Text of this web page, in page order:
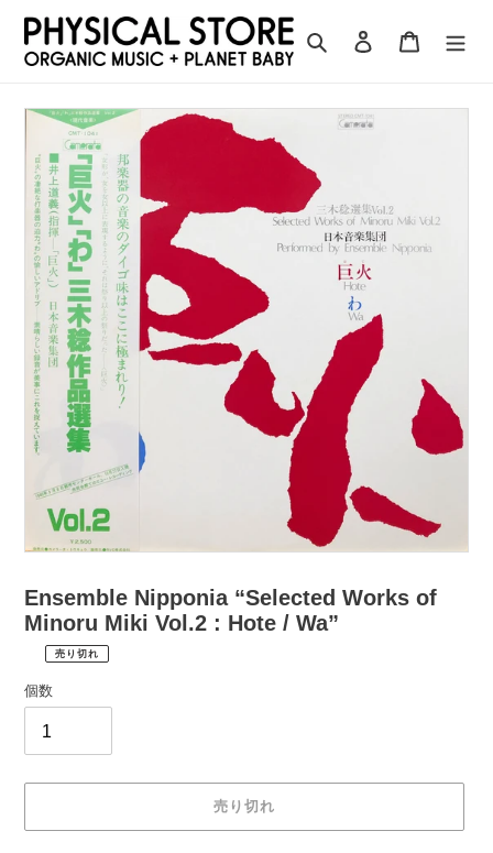
検索 ログインカート
Ensemble Nipponia “Selected Works of
Minoru Miki Vol.2 : Hote / Wa”
常
価
格
¥2,200
売り切れ
税
込
送
個数
売り切れ